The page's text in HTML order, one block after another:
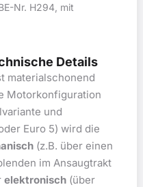
Nr. H294, mit
Details
materialschonend
Motorkonfiguration
und
Euro 5) wird die
(z.B. über einen
im Ansaugtrakt
elektronisch (über